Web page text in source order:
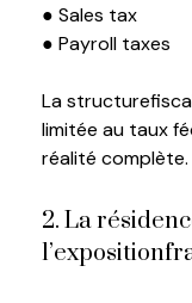
● Sales tax
● Payroll taxes
La structure
limitée au taux
réalité complète.
2. La
l’exposition